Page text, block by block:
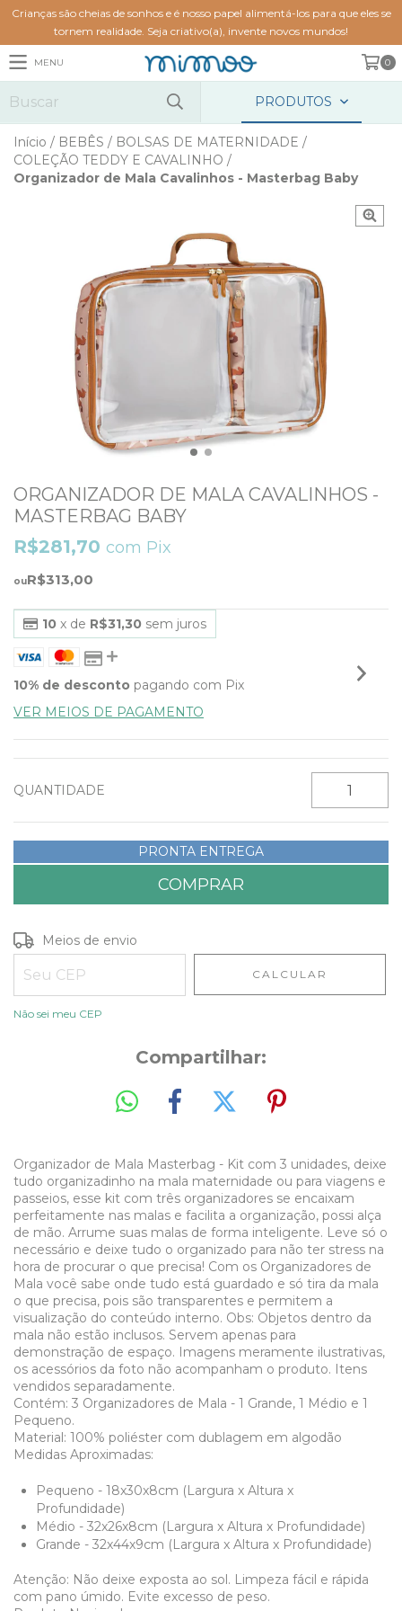
Crianças são cheias de sonhos e é nosso papel alimentá-los para que eles se
tornem realidade. Seja criativo(a), invente novos mundos!
MENU 0
PRODUTOS
Início / BEBÊS / BOLSAS DE MATERNIDADE /
COLEÇÃO TEDDY E CAVALINHO /
Organizador de Mala Cavalinhos - Masterbag Baby
ORGANIZADOR DE MALA CAVALINHOS -
MASTERBAG BABY
R$313,00
R$281,70 com Pix
10 x de R$31,30 sem juros
10% de desconto pagando com Pix
VER MEIOS DE PAGAMENTO
QUANTIDADE
PRONTA ENTREGA
Entregas para o CEP:
Meios de envio
CALCULAR
Não sei meu CEP
Compartilhar:
Organizador de Mala Masterbag - Kit com 3 unidades, deixe
tudo organizadinho na mala maternidade ou para viagens e
passeios, esse kit com três organizadores se encaixam
perfeitamente nas malas e facilita a organização, possi alça
de mão. Arrume suas malas de forma inteligente. Leve só o
necessário e deixe tudo o organizado para não ter stress na
hora de procurar o que precisa! Com os Organizadores de
Mala você sabe onde tudo está guardado e só tira da mala
o que precisa, pois são transparentes e permitem a
visualização do conteúdo interno. Obs: Objetos dentro da
mala não estão inclusos. Servem apenas para
demonstração de espaço. Imagens meramente ilustrativas,
os acessórios da foto não acompanham o produto. Itens
vendidos separadamente.
Contém: 3 Organizadores de Mala - 1 Grande, 1 Médio e 1
Pequeno.
Material: 100% poliéster com dublagem em algodão
Medidas Aproximadas:
Pequeno - 18x30x8cm (Largura x Altura x
Profundidade)
Médio - 32x26x8cm (Largura x Altura x Profundidade)
Grande - 32x44x9cm (Largura x Altura x Profundidade)
Atenção: Não deixe exposta ao sol. Limpeza fácil e rápida
com pano úmido. Evite excesso de peso.